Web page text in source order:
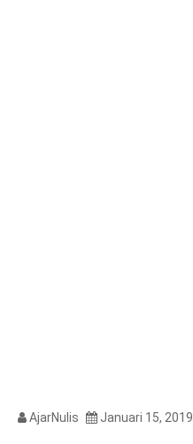
AjarNulis Januari 15, 2019